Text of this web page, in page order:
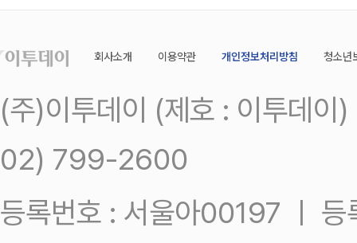
회사소개 이용약관 개인정보처리방침 청소년
(주)이투데이 (제호 : 이투데
02) 799-2600
등록번호 : 서울아00197 ㅣ